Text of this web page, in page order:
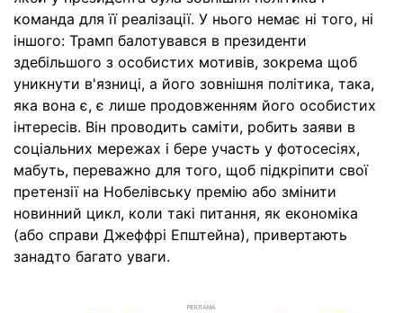
команда для її реалізації. У нього немає ні того, ні
іншого: Трамп балотувався в президенти
здебільшого з особистих мотивів, зокрема щоб
уникнути в'язниці, а його зовнішня політика, така,
яка вона є, є лише продовженням його особистих
інтересів. Він проводить саміти, робить заяви в
соціальних мережах і бере участь у фотосесіях,
мабуть, переважно для того, щоб підкріпити свої
претензії на Нобелівську премію або змінити
новинний цикл, коли такі питання, як економіка
(або справи Джеффрі Епштейна), привертають
занадто багато уваги.
РЕКЛАМА